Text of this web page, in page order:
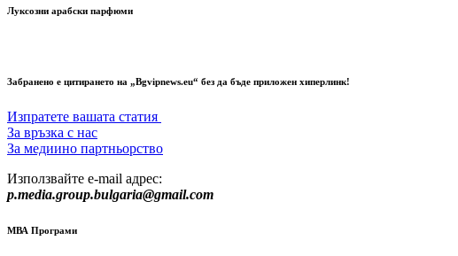
Луксозни арабски парфюми
Забранено е цитирането на „Bgvipnews.eu“ без да бъде приложен хиперлинк!
Изпратете вашата статия
За връзка с нас
За медиино партньорство
Използвайте e-mail адрес:
p.media.group.bulgaria@gmail.com
МВА Програми